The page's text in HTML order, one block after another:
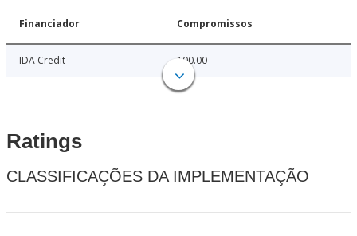
Financiador Compromissos
IDA Credit 100.00
Ratings
CLASSIFICAÇÕES DA IMPLEMENTAÇÃO